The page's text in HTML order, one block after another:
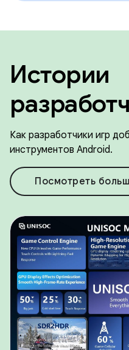
Истории
Как разработчики игр
инструментов Android.
Посмотреть